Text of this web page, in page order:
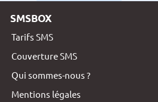
SMSBOX
Tarifs SMS
Couverture SMS
Qui sommes-nous ?
Mentions légales